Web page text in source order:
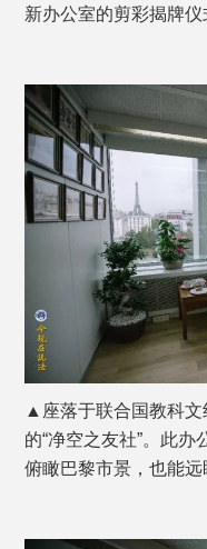
新办公室的剪彩揭牌仪
▲座落于联合国教科
的“净空之友社”。此
俯瞰巴黎市景，也能远